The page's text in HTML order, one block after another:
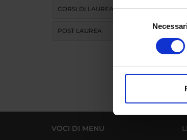
Con il tuo
digitali).
modificare o
che hanno
Selezione
CORSI DI LAUREA MAGISTRALE
POST LAUREA
VOCI DI MENU